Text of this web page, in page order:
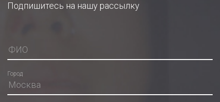
Подпишитесь на нашу рассылку
Город